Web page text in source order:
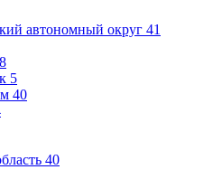
автономный округ 41
8
5
40
40